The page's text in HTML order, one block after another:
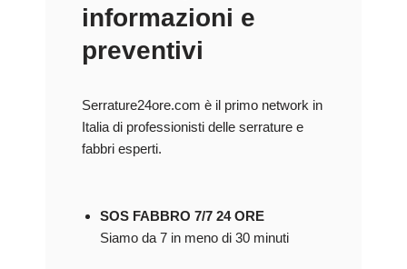
informazioni e
preventivi
Serrature24ore.com è il primo network in
Italia di professionisti delle serrature e
fabbri esperti.
SOS FABBRO 7/7 24 ORE
Siamo da 7 in meno di 30 minuti